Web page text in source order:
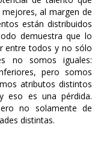
al margen de
están distribuidos
demuestra que lo
entre todos y no sólo
no somos iguales:
pero somos
atributos distintos
eso es una pérdida.
no solamente de
distintas.